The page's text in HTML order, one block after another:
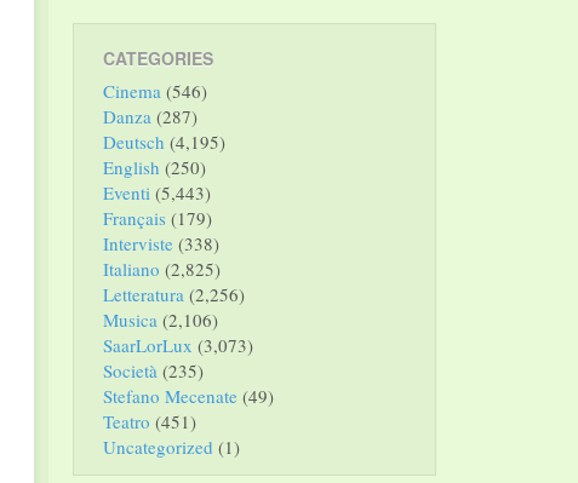
CATEGORIES
Cinema (546)
Danza (287)
Deutsch (4,195)
English (250)
Eventi (5,443)
Français (179)
Interviste (338)
Italiano (2,825)
Letteratura (2,256)
Musica (2,106)
SaarLorLux (3,073)
Società (235)
Stefano Mecenate (49)
Teatro (451)
Uncategorized (1)